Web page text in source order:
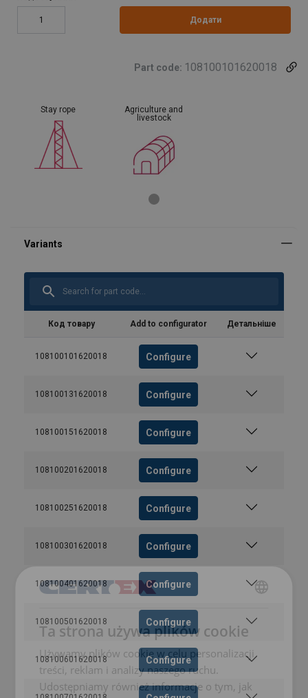
Додати
Part code: 108100101620018
Stay rope
Agriculture and
livestock
Код товару Add to configurator Детальніше
108100101620018 Configure
108100131620018 Configure
108100151620018 Configure
108100201620018 Configure
108100251620018 Configure
108100301620018 Configure
108100401620018 Configure
108100501620018 Configure
108100601620018 Configure
ENGLISH TRANSLATION
Ta strona używa plików cookie
Używamy plików cookie w celu personalizacji
treści, reklam i analizy naszego ruchu.
Udostępniamy również informacje o tym, jak